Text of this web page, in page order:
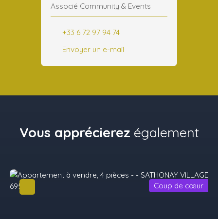
Associé Community & Events
+33 6 72 97 94 74
Envoyer un e-mail
Vous apprécierez également
Coup de cœur